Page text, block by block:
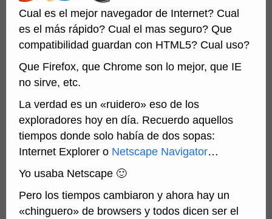
Cual es el mejor navegador de Internet? Cual
es el más rápido? Cual el mas seguro? Que
compatibilidad guardan con HTML5? Cual uso?
Que Firefox, que Chrome son lo mejor, que IE
no sirve, etc.
La verdad es un «ruidero» eso de los
exploradores hoy en día. Recuerdo aquellos
tiempos donde solo había de dos sopas:
Internet Explorer o Netscape Navigator…
Yo usaba Netscape 🙂
Pero los tiempos cambiaron y ahora hay un
«chinguero» de browsers y todos dicen ser el